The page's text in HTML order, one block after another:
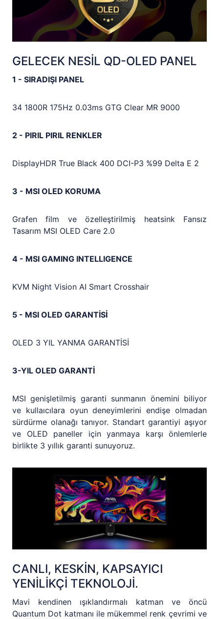
GELECEK NESİL QD-OLED PANEL
1 - SIRADIŞI PANEL
34 1800R 175Hz 0.03ms GTG Clear MR 9000
2 - PIRIL PIRIL RENKLER
DisplayHDR True Black 400 DCI-P3 %99 Delta E 2
3 - MSI OLED KORUMA
Grafen film ve özelleştirilmiş heatsink Fansız
Tasarım MSI OLED Care 2.0
4 - MSI GAMING INTELLIGENCE
KVM Night Vision AI Smart Crosshair
5 - MSI OLED GARANTİSİ
OLED 3 YIL YANMA GARANTİSİ
3-YIL OLED GARANTİ
MSI genişletilmiş garanti sunmanın önemini biliyor
ve kullaıcılara oyun deneyimlerini endişe olmadan
sürdürme olanağı tanıyor. Standart garantiyi aşıyor
ve OLED paneller için yanmaya karşı önlemlerle
birlikte 3 yıllık garanti sunuyoruz.
CANLI, KESKİN, KAPSAYICI
YENİLİKÇİ TEKNOLOJİ.
Mavi kendinen ışıklandırmalı katman ve öncü
Quantum Dot katmanı ile mükemmel renk çevrimi ve